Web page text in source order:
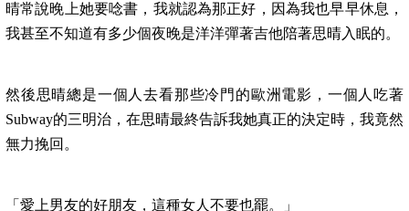
晴常說晚上她要唸書，我就認為那正好，因為我也早早休息，
我甚至不知道有多少個夜晚是洋洋彈著吉他陪著思晴入眠的。
然後思晴總是一個人去看那些冷門的歐洲電影，一個人吃著
Subway的三明治，在思晴最終告訴我她真正的決定時，我竟然
無力挽回。
「愛上男友的好朋友，這種女人不要也罷。」